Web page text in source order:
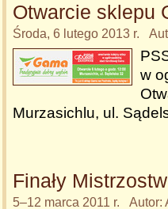
Otwarcie sklepu
Środa, 6 lutego 2013 r.
w
Murzasichlu, ul.
Finały
5–12 marca 2011 r. Autor: